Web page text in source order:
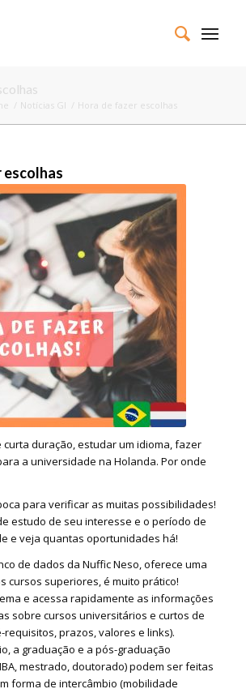
/ Notícias GI / Hora de fazer escolhas
escolhas
curta duração, estudar um idioma, fazer
a universidade na Holanda. Por onde
para verificar as muitas possibilidades!
estudo de seu interesse e o período de
e veja quantas oportunidades há!
de dados da Nuffic Neso, oferece uma
cursos superiores, é muito prático!
e acessa rapidamente as informações
sobre cursos universitários e curtos de
prazos, valores e links).
a graduação e a pós-graduação
mestrado, doutorado) podem ser feitas
forma de intercâmbio (mobilidade